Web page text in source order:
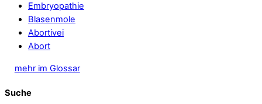
Embryopathie
Blasenmole
Abortivei
Abort
mehr im Glossar
Suche